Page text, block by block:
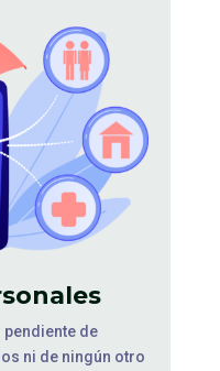
pendiente de
ni de ningún otro